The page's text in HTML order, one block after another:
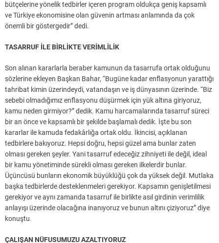
bütçelerine yönelik tedbirler içeren program oldukça geniş kapsamlı
ve Türkiye ekonomisine olan güvenin artması anlamında da çok
önemli bir göstergedir” dedi.
TASARRUF İLE BİRLİKTE VERİMLİLİK
Son alınan kararlarla beraber kamunun da tasarrufa ortak olduğunu
sözlerine ekleyen Başkan Bahar, “Bugüne kadar enflasyonun yarattığı
tahribat kimin üzerindeydi, vatandaşın ve iş dünyasının üzerinde. “Biz
sebebi olmadığımız enflasyonu düşürmek için yük altına giriyoruz,
kamu neden girmiyor?” dedik. Kamu harcamalarında tasarruf süreci
bir an önce ve kapsamlı bir şekilde başlamalı dedik. İşte bu son
kararlar ile kamuda fedakârlığa ortak oldu. İkincisi, açıklanan
tedbirlere bakıyoruz. Hepsi doğru, hepsi güzel ama bunlar zaten
olması gereken şeyler. Yani tasarruf edeceğiz zihniyeti ile değil, ideal
bir kamu yönetiminde sürekli olması gereken ilkelerdir bunlar.
Üçüncüsü bunların ekonomik büyüklüğü çok da yüksek değil. Mutlaka
başka tedbirlerde desteklenmeleri gerekiyor. Kapsamın genişletilmesi
gerekiyor ve aynı zamanda tasarruf ile birlikte asıl girdinin verimlilik
anlayışı üzerinde olacağına inanıyoruz ve bunun altını çiziyoruz” diye
konuştu.
ÇALIŞAN NÜFUSUMUZU AZALTIYORUZ